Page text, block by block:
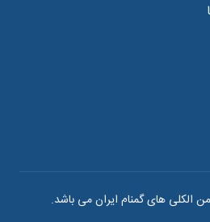
الکلی های گمنام ایران می باشد.